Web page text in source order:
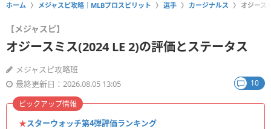
ホーム メジャスピ攻略｜MLBプロスピリット 選手 カージナルス オジース
【メジャスピ】
オジースミス(2024 LE 2)の評価とステータス
メジャスピ攻略班
最終更新日：2026.08.05 13:05
10
★スターウォッチ第4弾評価ランキング
ピックアップ情報